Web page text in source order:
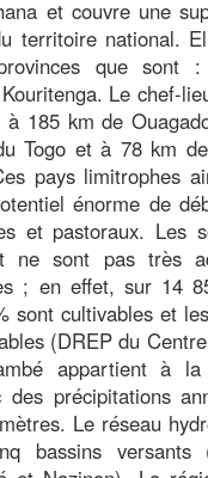
et couvre une
territoire national.
que sont
Le chef-
à 185 km de
Togo et à 78 km
pays limitrophes
énorme de
et pastoraux. Les
ne sont pas très
; en effet, sur 14
sont cultivables et
(DREP du
appartient à la
des précipitations
Le réseau
bassins versants